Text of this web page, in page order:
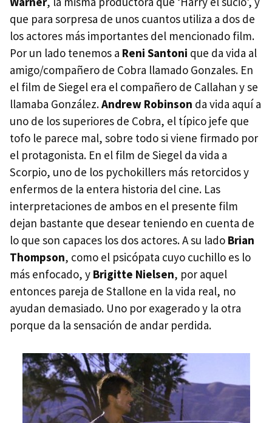
que para sorpresa de unos cuantos utiliza a dos de
los actores más importantes del mencionado film.
Por un lado tenemos a Reni Santoni que da vida al
amigo/compañero de Cobra llamado Gonzales. En
el film de Siegel era el compañero de Callahan y se
llamaba González.Andrew Robinson da vida aquí a
uno de los superiores de Cobra, el típico jefe que
tofo le parece mal, sobre todo si viene firmado por
el protagonista. En el film de Siegel da vida a
Scorpio, uno de los pychokillers más retorcidos y
enfermos de la entera historia del cine. Las
interpretaciones de ambos en el presente film
dejan bastante que desear teniendo en cuenta de
lo que son capaces los dos actores. A su lado Brian
Thompson, como el psicópata cuyo cuchillo es lo
más enfocado, y Brigitte Nielsen, por aquel
entonces pareja de Stallone en la vida real, no
ayudan demasiado. Uno por exagerado y la otra
porque da la sensación de andar perdida.